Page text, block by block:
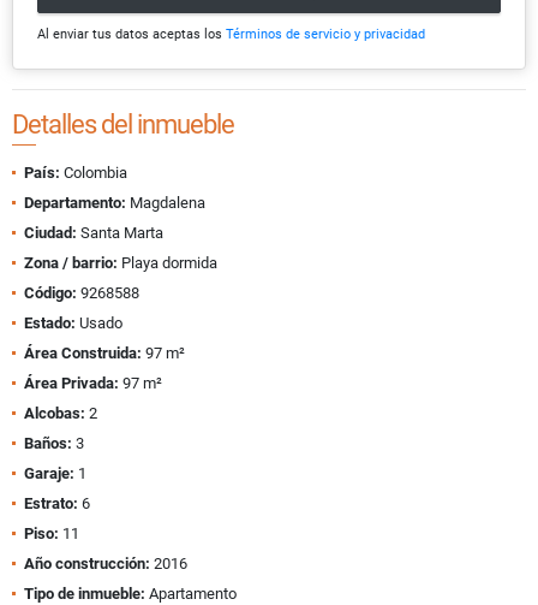
Al enviar tus datos aceptas los Términos de servicio y privacidad
Detalles del inmueble
País: Colombia
Departamento: Magdalena
Ciudad: Santa Marta
Zona / barrio: Playa dormida
Código: 9268588
Estado: Usado
Área Construida: 97 m²
Área Privada: 97 m²
Alcobas: 2
Baños: 3
Garaje: 1
Estrato: 6
Piso: 11
Año construcción: 2016
Tipo de inmueble: Apartamento